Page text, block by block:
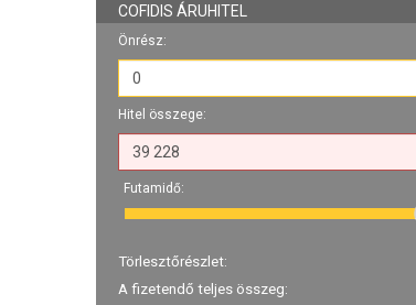
COFIDIS ÁRUHITEL
Önrész:
Hitel összege:
Futamidő:
Törlesztőrészlet:
A fizetendő teljes összeg: